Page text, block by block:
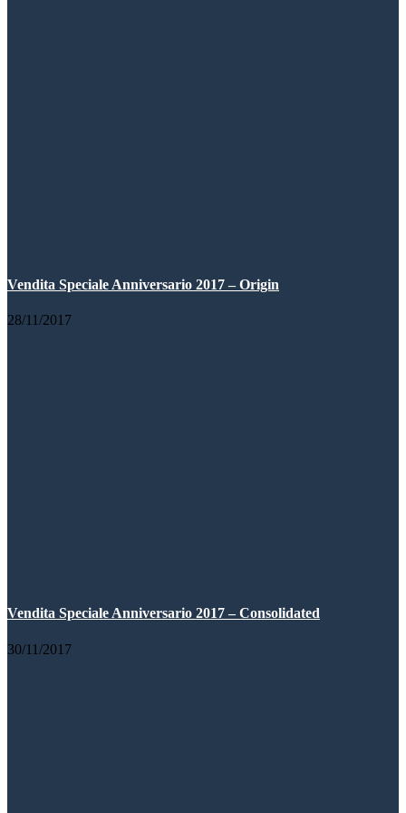
Vendita Speciale Anniversario 2017 – Origin
28/11/2017
Vendita Speciale Anniversario 2017 – Consolidated
30/11/2017